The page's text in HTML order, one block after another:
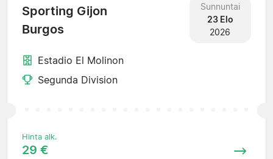
Sporting Gijon
Burgos
Sunnuntai
23 Elo
2026
Estadio El Molinon
Segunda Division
Hinta alk.
29 €